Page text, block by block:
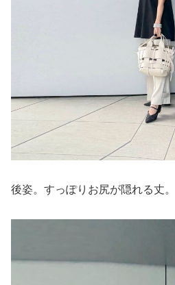
後姿。すっぽりお尻が隠れる丈。